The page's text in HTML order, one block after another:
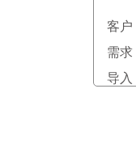
客户
需求
导入